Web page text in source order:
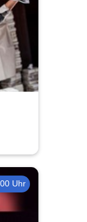
Uhr